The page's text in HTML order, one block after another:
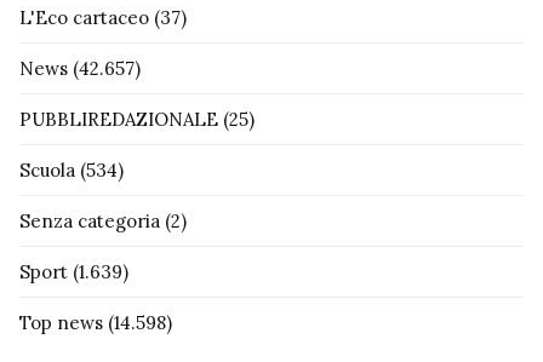
L'Eco cartaceo (37)
News (42.657)
PUBBLIREDAZIONALE (25)
Scuola (534)
Senza categoria (2)
Sport (1.639)
Top news (14.598)